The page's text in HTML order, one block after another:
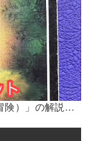
OSHO禅タロット「ADVENTURE（冒険）」の解説 2024年4月の門鑑定（官門）